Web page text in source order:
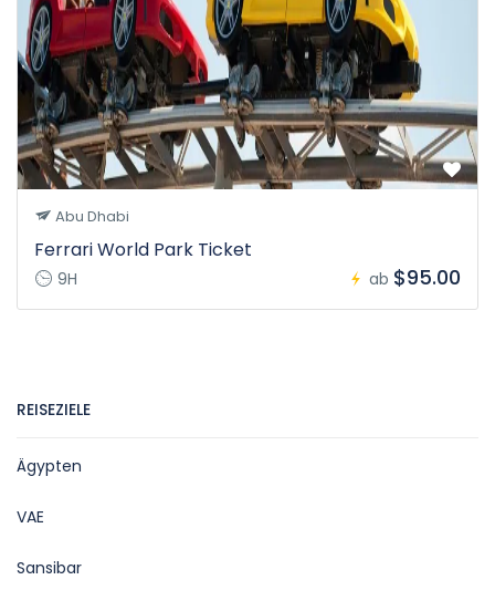
Abu Dhabi
Ferrari World Park Ticket
9H ab $95.00
REISEZIELE
Ägypten
VAE
Sansibar